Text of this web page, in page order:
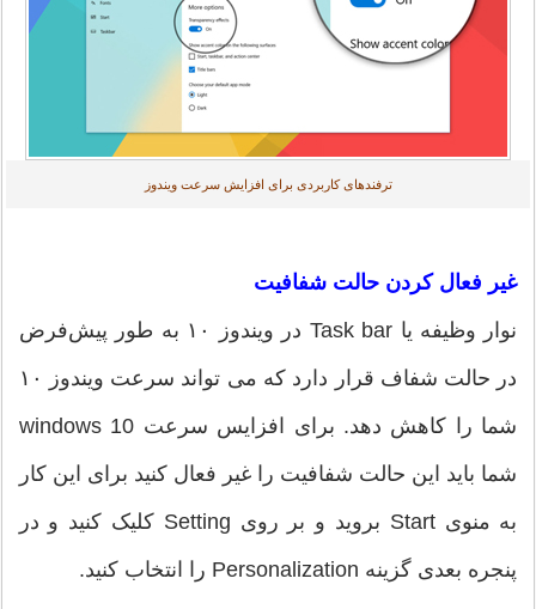
ترفندهای کاربردی برای افزایش سرعت ویندوز
غیر فعال کردن حالت شفافیت
نوار وظیفه یا Task bar در ویندوز ۱۰ به طور پیش‌فرض
در حالت شفاف قرار دارد که می تواند سرعت ویندوز ۱۰
شما را کاهش دهد. برای افزایس سرعت windows 10
شما باید این حالت شفافیت را غیر فعال کنید برای این کار
به منوی Start بروید و بر روی Setting کلیک کنید و در
پنجره بعدی گزینه Personalization را انتخاب کنید.